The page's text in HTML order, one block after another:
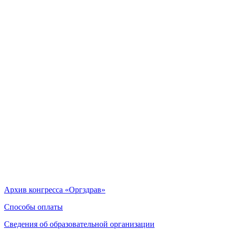
Архив конгресса «Оргздрав»
Способы оплаты
Сведения об образовательной организации